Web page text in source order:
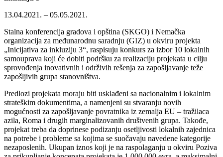
13.04.2021. – 05.05.2021.
Stalna konferencija gradova i opština (SKGO) i Nemačka
organizacija za međunarodnu saradnju (GIZ) u okviru projekta
„Inicijativa za inkluziju 3“, raspisuju konkurs za izbor 10 lokalnih
samouprava koji će dobiti podršku za realizaciju projekata u cilju
sprovođenja inovativnih i održivih rešenja za zapošljavanje teže
zapošljivih grupa stanovništva.
Predlozi projekata moraju biti usklađeni sa nacionalnim i lokalnim
strateškim dokumentima, a namenjeni su stvaranju novih
mogućnosti za zapošljavanje povratnika iz zemalja EU – tražilaca
azila, Roma i drugih marginalizovanih društvenih grupa. Takođe,
projekat treba da doprinese podizanju osetljivosti lokalnih zajednica
na potrebe i probleme sa kojima se suočavaju navedene kategorije
nezaposlenih. Ukupan iznos koji je na raspolaganju u okviru Poziva